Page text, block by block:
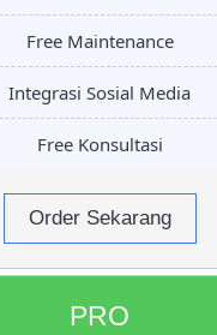
Free Maintenance
Integrasi Sosial Media
Free Konsultasi
Order Sekarang
PRO